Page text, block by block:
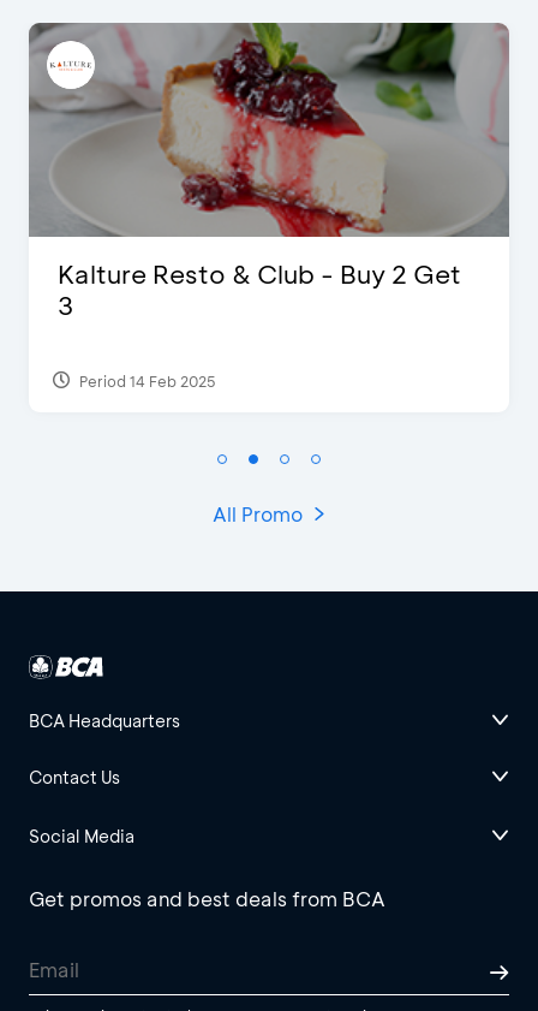
Kalture Resto & Club - Buy 2 Get
3
Period 14 Feb 2025
All Promo
BCA Headquarters
Contact Us
Social Media
Get promos and best deals from BCA